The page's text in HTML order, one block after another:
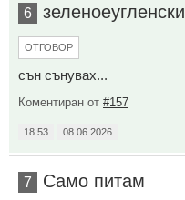
6 зеленоеугленски
ОТГОВОР
сън сънувах...
Коментиран от #157
18:53 08.06.2026
7 Само питам